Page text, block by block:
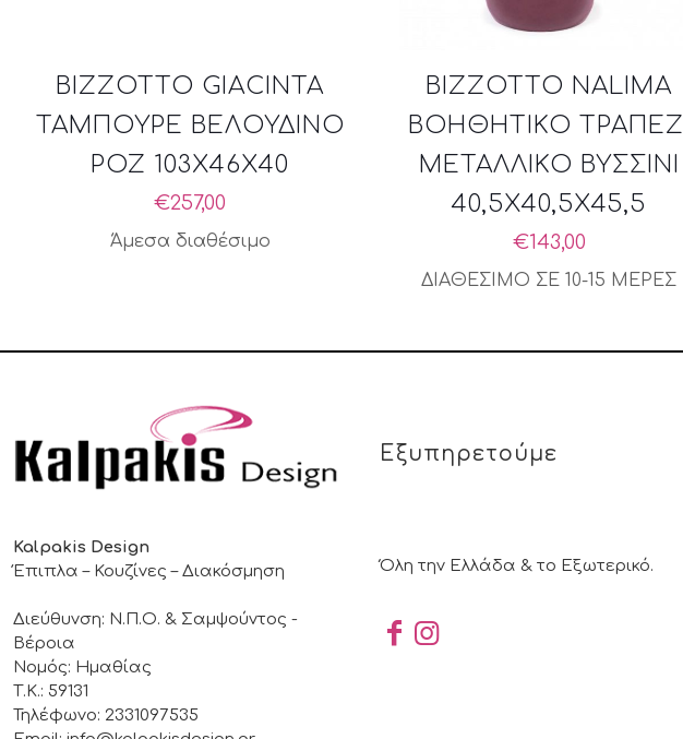
BIZZOTTO GIACINTA
ΤΑΜΠΟΥΡΕ ΒΕΛΟΥΔΙΝΟ
ΡΟΖ 103X46X40
€257,00
Άμεσα διαθέσιμο
BIZZOTTO NALIMA
ΒΟΗΘΗΤΙΚΟ ΤΡΑΠΕΖΙ
ΜΕΤΑΛΛΙΚΟ ΒΥΣΣΙΝΙ
40,5X40,5X45,5
€143,00
ΔΙΑΘΕΣΙΜΟ ΣΕ 10-15 ΜΕΡΕΣ
Kalpakis Design
Έπιπλα – Κουζίνες – Διακόσμηση
Διεύθυνση: Ν.Π.Ο. & Σαμψούντος -
Βέροια
Νομός: Ημαθίας
Τ.Κ.: 59131
Τηλέφωνο: 2331097535
Εξυπηρετούμε
Όλη την Ελλάδα & το Εξωτερικό.